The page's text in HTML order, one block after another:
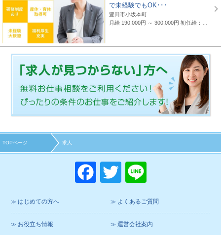
で未経験でもOK･･･
豊田市小坂本町
月給 190,000円 ～ 300,000円初任給：16万～25万円+諸手当(地域・能力により異なる) 例：20万～25万円（東京都勤務） 平均給与：423,000円(平成29年度実績) ※給与は年間平均の税込定例給与であり、賞与は含んでおりません。
TOPページ 求人
F
a
e
T
wi
tt
er
e
はじめての方へ よくあるご質問
お役立ち情報 運営会社案内